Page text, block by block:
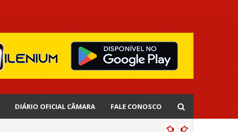
DIÁRIO OFICIAL CÂMARA FALE CONOSCO